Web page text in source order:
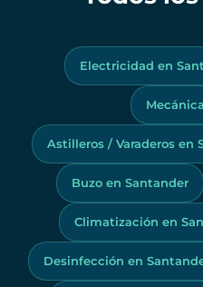
Electricidad en
Astilleros / Varaderos en
Buzo en Santander
Climatización en
Desinfección en